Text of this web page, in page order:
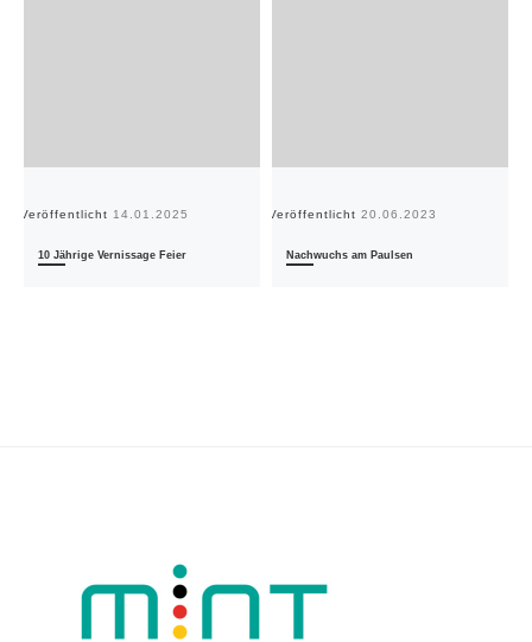
Veröffentlicht 14.01.2025
10 Jährige Vernissage Feier
Veröffentlicht 20.06.2023
Nachwuchs am Paulsen